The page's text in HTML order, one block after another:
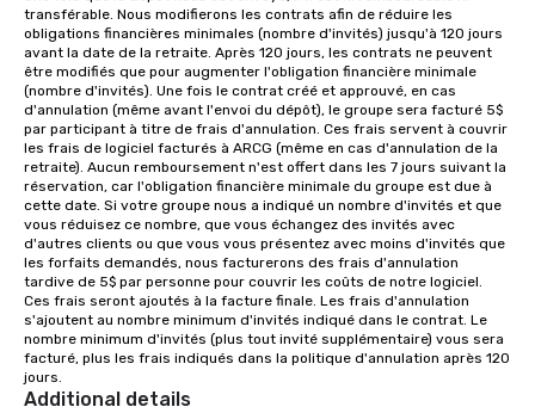
meeting room we have a number of
different rooms that are available,
from boardrooms to large venues. We
have cozy lodging options ranging
anywhere from cabins to cottages.
Wake up under the canopy in a
forested paradise at whatever level
of creature comfort your team
prefers. Call or email us today to plan
your retreat!
transférable. Nous modifierons les contrats afin de réduire les
obligations financières minimales (nombre d'invités) jusqu'à 120 jours
avant la date de la retraite. Après 120 jours, les contrats ne peuvent
être modifiés que pour augmenter l'obligation financière minimale
(nombre d'invités). Une fois le contrat créé et approuvé, en cas
d'annulation (même avant l'envoi du dépôt), le groupe sera facturé 5$
par participant à titre de frais d'annulation. Ces frais servent à couvrir
les frais de logiciel facturés à ARCG (même en cas d'annulation de la
retraite). Aucun remboursement n'est offert dans les 7 jours suivant la
réservation, car l'obligation financière minimale du groupe est due à
cette date. Si votre groupe nous a indiqué un nombre d'invités et que
vous réduisez ce nombre, que vous échangez des invités avec
d'autres clients ou que vous vous présentez avec moins d'invités que
les forfaits demandés, nous facturerons des frais d'annulation
tardive de 5$ par personne pour couvrir les coûts de notre logiciel.
Ces frais seront ajoutés à la facture finale. Les frais d'annulation
s'ajoutent au nombre minimum d'invités indiqué dans le contrat. Le
nombre minimum d'invités (plus tout invité supplémentaire) vous sera
facturé, plus les frais indiqués dans la politique d'annulation après 120
jours.
Additional details